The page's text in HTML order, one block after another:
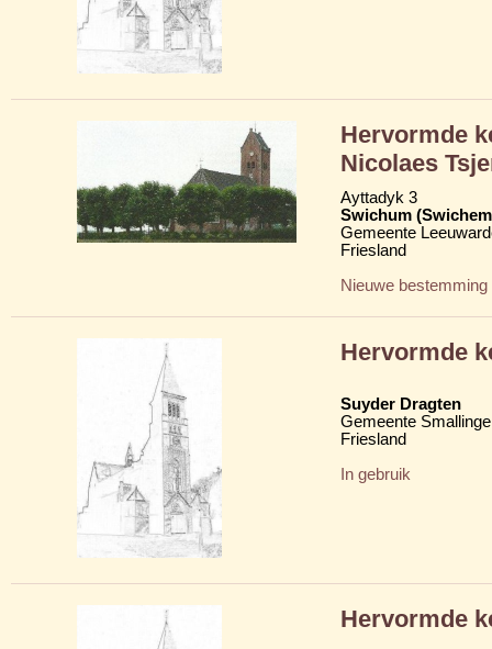
Hervormde
Nicolaes
Ayttadyk 3
Swichum
Gemeente
Friesland
Nieuwe bestemming
Hervormde
Suyder Dragten
Gemeente
Friesland
In gebruik
Hervormde